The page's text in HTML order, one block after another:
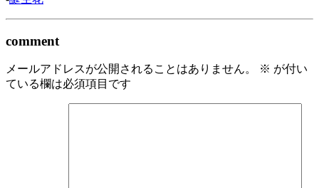
comment
メールアドレスが公開されることはありません。 ※ が付い
ている欄は必須項目です